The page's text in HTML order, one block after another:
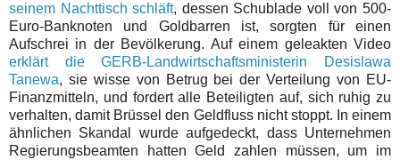
seinem Nachttisch schläft, dessen Schublade voll von 500-
Euro-Banknoten und Goldbarren ist, sorgten für einen
Aufschrei in der Bevölkerung. Auf einem geleakten Video
erklärt die GERB-Landwirtschaftsministerin Desislawa
Tanewa, sie wisse von Betrug bei der Verteilung von EU-
Finanzmitteln, und fordert alle Beteiligten auf, sich ruhig zu
verhalten, damit Brüssel den Geldfluss nicht stoppt. In einem
ähnlichen Skandal wurde aufgedeckt, dass Unternehmen
Regierungsbeamten hatten Geld zahlen müssen, um im